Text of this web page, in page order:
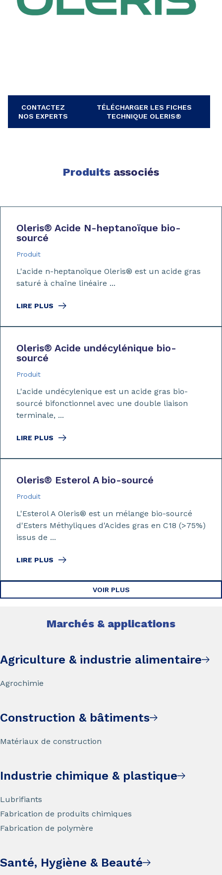
CONTACTEZ
NOS EXPERTS
TÉLÉCHARGER LES FICHES
TECHNIQUE OLERIS®
Produits associés
Oleris® Acide N-heptanoïque bio-
sourcé
Produit
L'acide n-heptanoïque Oleris® est un acide gras
saturé à chaîne linéaire ...
LIRE PLUS
Oleris® Acide undécylénique bio-
sourcé
Produit
L'acide undécylenique est un acide gras bio-
sourcé bifonctionnel avec une double liaison
terminale, ...
LIRE PLUS
Oleris® Esterol A bio-sourcé
Produit
L'Esterol A Oleris® est un mélange bio-sourcé
d'Esters Méthyliques d'Acides gras en C18 (>75%)
issus de ...
LIRE PLUS
VOIR PLUS
Marchés & applications
Agriculture & industrie alimentaire
Agrochimie
Construction & bâtiments
Matériaux de construction
Industrie chimique & plastique
Lubrifiants
Fabrication de produits chimiques
Fabrication de polymère
Santé, Hygiène & Beauté